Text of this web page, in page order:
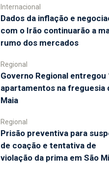
Internacional
Dados da inflação e
com o Irão continuarão a
rumo dos mercados
Regional
Governo Regional entregou
apartamentos na freguesia
Maia
Regional
Prisão preventiva para
de coação e tentativa de
violação da prima em São